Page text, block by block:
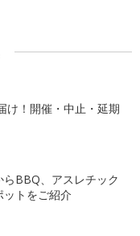
け！開催・中止・延期
BBQ、アスレチック
ットをご紹介